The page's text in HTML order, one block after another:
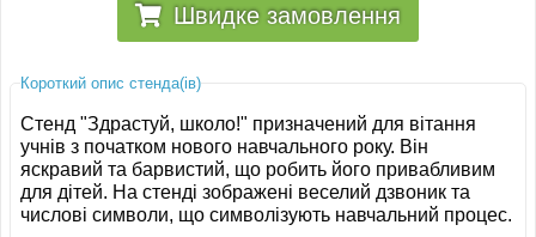
Швидке замовлення
Короткий опис стенда(ів)
Стенд "Здрастуй, школо!" призначений для вітання
учнів з початком нового навчального року. Він
яскравий та барвистий, що робить його привабливим
для дітей. На стенді зображені веселий дзвоник та
числові символи, що символізують навчальний процес.